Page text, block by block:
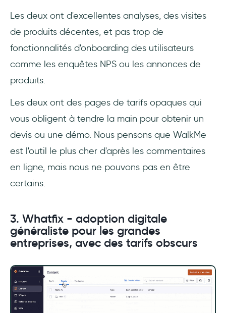
Les deux ont d'excellentes analyses, des visites
de produits décentes, et pas trop de
fonctionnalités d'onboarding des utilisateurs
comme les enquêtes NPS ou les annonces de
produits.
Les deux ont des pages de tarifs opaques qui
vous obligent à tendre la main pour obtenir un
devis ou une démo. Nous pensons que WalkMe
est l'outil le plus cher d'après les commentaires
en ligne, mais nous ne pouvons pas en être
certains.
3. Whatfix - adoption digitale
généraliste pour les grandes
entreprises, avec des tarifs obscurs